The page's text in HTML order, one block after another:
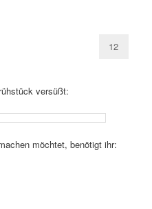
12
versüßt:
möchtet, benötigt ihr: